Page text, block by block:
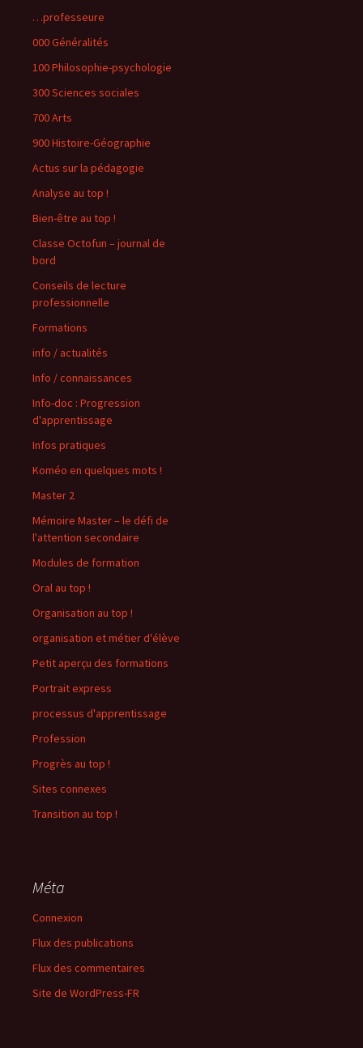
…professeure
000 Généralités
100 Philosophie-psychologie
300 Sciences sociales
700 Arts
900 Histoire-Géographie
Actus sur la pédagogie
Analyse au top !
Bien-être au top !
Classe Octofun – journal de
bord
Conseils de lecture
professionnelle
Formations
info / actualités
Info / connaissances
Info-doc : Progression
d'apprentissage
Infos pratiques
Koméo en quelques mots !
Master 2
Mémoire Master – le défi de
l'attention secondaire
Modules de formation
Oral au top !
Organisation au top !
organisation et métier d'élève
Petit aperçu des formations
Portrait express
processus d'apprentissage
Profession
Progrès au top !
Sites connexes
Transition au top !
Méta
Connexion
Flux des publications
Flux des commentaires
Site de WordPress-FR